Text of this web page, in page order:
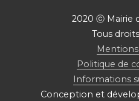
2020 ⓒ Mairie
Tous
Politique de
Informations
Conception et